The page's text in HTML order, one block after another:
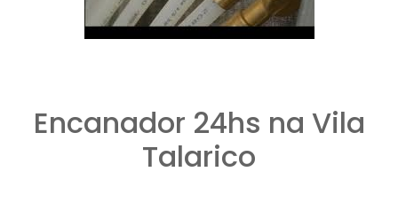
Encanador 24hs na Vila
Talarico